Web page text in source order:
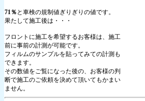
71％ と車検の規制値ぎりぎりの値です。
果たして施工後は・・・
フロントに施工を希望するお客様は、施工
前に事前の計測が可能です。
フィルムのサンプルを貼ってみての計測も
できます。
その数値をご覧になった後の、お客様の判
断で施工のご依頼を決めて頂いてもかまい
ません。